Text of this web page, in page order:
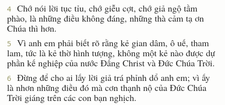
4
Chớ nói lời tục tỉu, chớ giễu cợt, chớ giả ngộ tầm
phào, là những điều không đáng, những thà cảm tạ ơn
Chúa thì hơn.
5
Vì anh em phải biết rõ rằng kẻ gian dâm, ô uế, tham
lam, tức là kẻ thờ hình tượng, không một kẻ nào được dự
phần kế nghiệp của nước Ðấng Christ và Ðức Chúa Trời.
6
Ðừng để cho ai lấy lời giả trá phỉnh dổ anh em; vì ấy
là nhơn những điều đó mà cơn thạnh nộ của Ðức Chúa
Trời giáng trên các con bạn nghịch.